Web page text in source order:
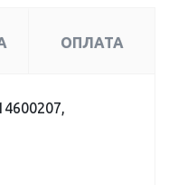
ОПЛАТА